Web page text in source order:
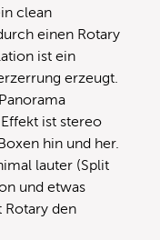
clean
einen Rotary
ist ein
erzeugt.
ist stereo
hin und her.
lauter (Split
und etwas
Rotary den